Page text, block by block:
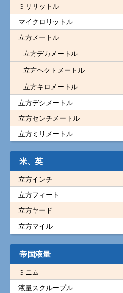
ミリリットル
マイクロリットル
立方メートル
立方デカメートル
立方ヘクトメートル
立方キロメートル
立方デシメートル
立方センチメートル
立方ミリメートル
米、英
立方インチ
立方フィート
立方ヤード
立方マイル
帝国液量
ミニム
液量スクループル